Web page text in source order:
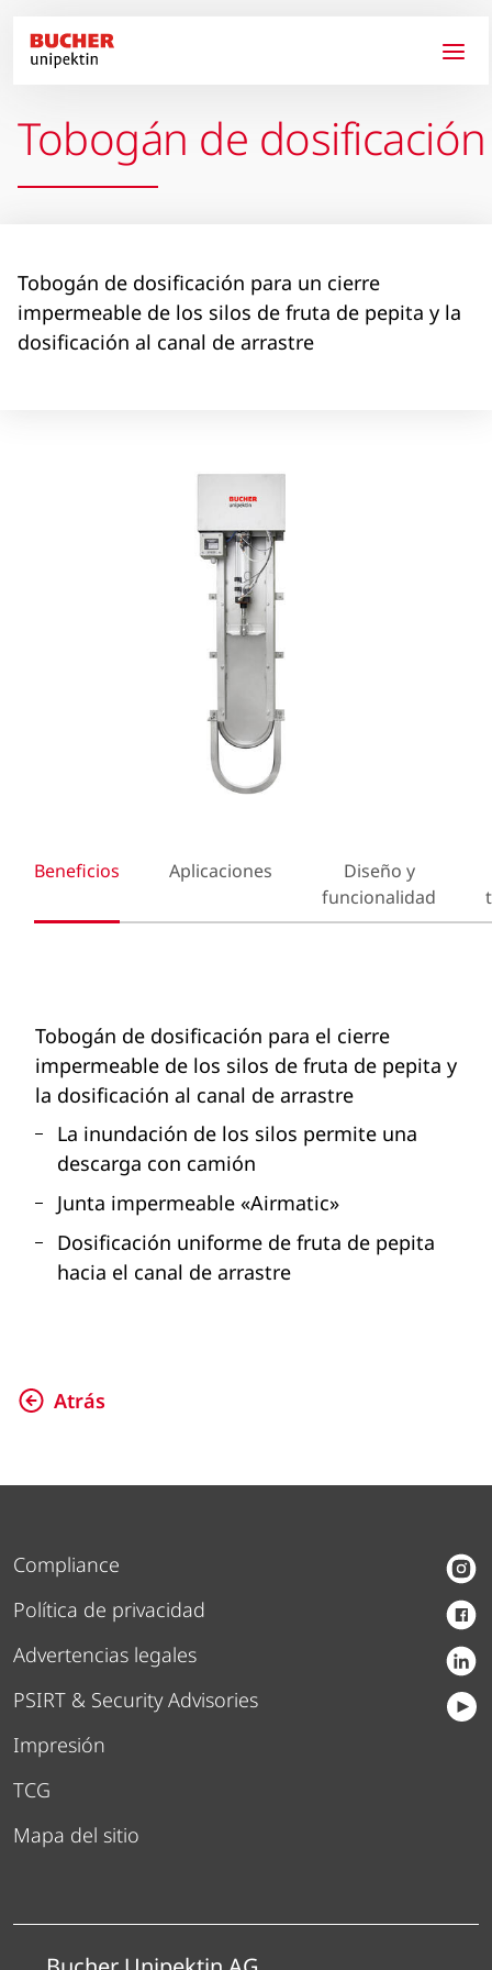
Tobogán de dosificación
Tobogán de dosificación para un cierre
impermeable de los silos de fruta de pepita y la
dosificación al canal de arrastre
Beneficios Aplicaciones
Diseño y
funcionalidad
Tobogán de dosificación para el cierre
impermeable de los silos de fruta de pepita y
la dosificación al canal de arrastre
La inundación de los silos permite una
descarga con camión
Junta impermeable «Airmatic»
Dosificación uniforme de fruta de pepita
hacia el canal de arrastre
Atrás
Compliance
Política de privacidad
Advertencias legales
PSIRT & Security Advisories
Impresión
TCG
Mapa del sitio